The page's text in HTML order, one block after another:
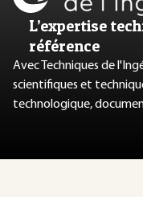
L’expertise
référence
Avec Techniques de
scientifiques et
technologique,